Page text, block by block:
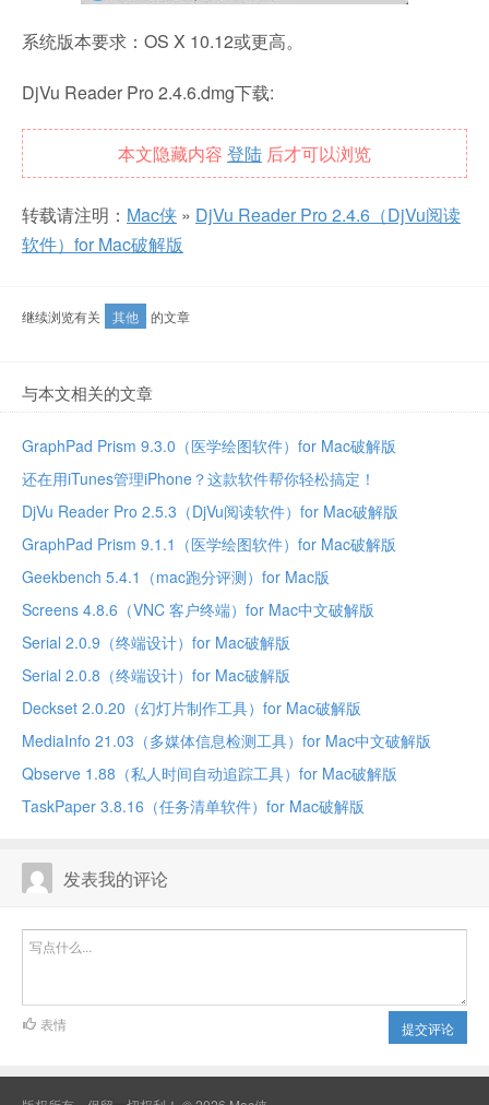
系统版本要求：OS X 10.12或更高。
DjVu Reader Pro 2.4.6.dmg下载:
本文隐藏内容 登陆 后才可以浏览
转载请注明： Mac侠 » DjVu Reader Pro 2.4.6（DjVu阅读
软件）for Mac破解版
继续浏览有关 其他 的文章
与本文相关的文章
GraphPad Prism 9.3.0（医学绘图软件）for Mac破解版
还在用iTunes管理iPhone？这款软件帮你轻松搞定！
DjVu Reader Pro 2.5.3（DjVu阅读软件）for Mac破解版
GraphPad Prism 9.1.1（医学绘图软件）for Mac破解版
Geekbench 5.4.1（mac跑分评测）for Mac版
Screens 4.8.6（VNC 客户终端）for Mac中文破解版
Serial 2.0.9（终端设计）for Mac破解版
Serial 2.0.8（终端设计）for Mac破解版
Deckset 2.0.20（幻灯片制作工具）for Mac破解版
MediaInfo 21.03（多媒体信息检测工具）for Mac中文破解版
Qbserve 1.88（私人时间自动追踪工具）for Mac破解版
TaskPaper 3.8.16（任务清单软件）for Mac破解版
发表我的评论
提交评论
表情